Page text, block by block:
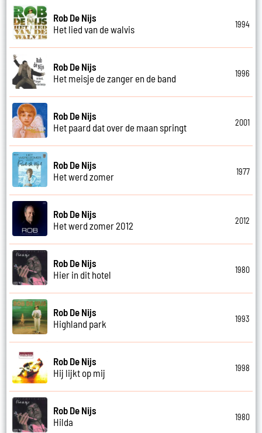
Rob De Nijs
Het lied van de walvis
1994
Rob De Nijs
Het meisje de zanger en de band
1996
Rob De Nijs
Het paard dat over de maan springt
2001
Rob De Nijs
Het werd zomer
1977
Rob De Nijs
Het werd zomer 2012
2012
Rob De Nijs
Hier in dit hotel
1980
Rob De Nijs
Highland park
1993
Rob De Nijs
Hij lijkt op mij
1998
Rob De Nijs
Hilda
1980